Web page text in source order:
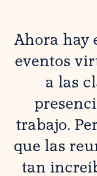
Ahora hay
eventos
a las
trabajo.
que las
tan